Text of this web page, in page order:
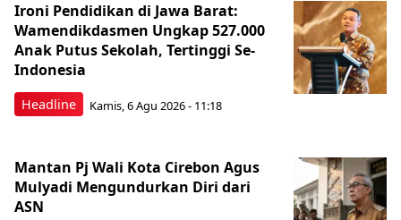
Headline
Ironi Pendidikan di Jawa Barat:
Wamendikdasmen Ungkap 527.000
Anak Putus Sekolah, Tertinggi Se-
Indonesia
Kamis, 6 Agu 2026 - 11:18
Mantan Pj Wali Kota Cirebon Agus
Mulyadi Mengundurkan Diri dari
ASN